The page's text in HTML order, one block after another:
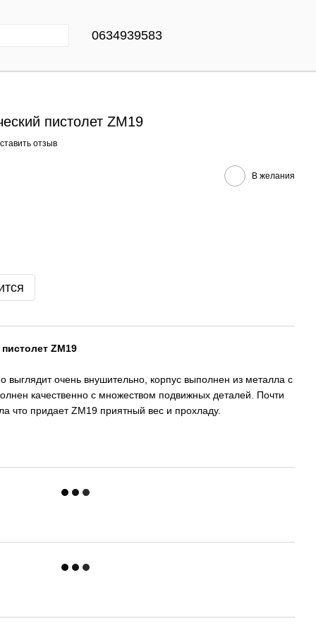
0634939583
пистолет ZM19
отзыв
В желания
ZM19
выглядит очень внушительно, корпус выполнен из металла с
качественно с множеством подвижных деталей. Почти
что придает ZM19 приятный вес и прохладу.